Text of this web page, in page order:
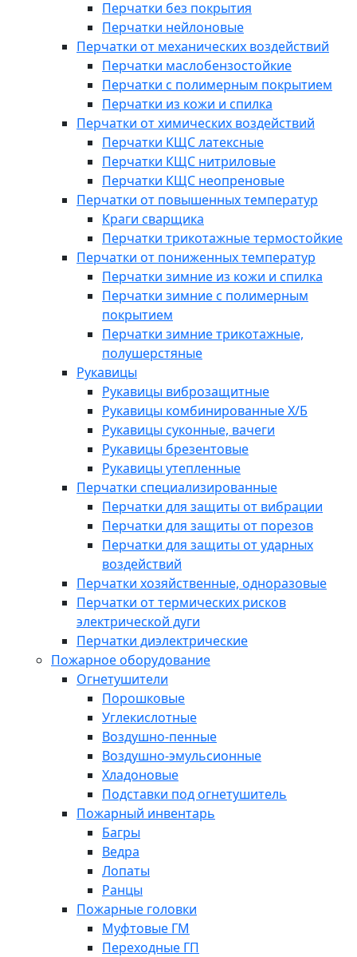
Перчатки без покрытия
Перчатки нейлоновые
Перчатки от механических воздействий
Перчатки маслобензостойкие
Перчатки с полимерным покрытием
Перчатки из кожи и спилка
Перчатки от химических воздействий
Перчатки КЩС латексные
Перчатки КЩС нитриловые
Перчатки КЩС неопреновые
Перчатки от повышенных температур
Краги сварщика
Перчатки трикотажные термостойкие
Перчатки от пониженных температур
Перчатки зимние из кожи и спилка
Перчатки зимние с полимерным
покрытием
Перчатки зимние трикотажные,
полушерстяные
Рукавицы
Рукавицы виброзащитные
Рукавицы комбинированные Х/Б
Рукавицы суконные, вачеги
Рукавицы брезентовые
Рукавицы утепленные
Перчатки специализированные
Перчатки для защиты от вибрации
Перчатки для защиты от порезов
Перчатки для защиты от ударных
воздействий
Перчатки хозяйственные, одноразовые
Перчатки от термических рисков
электрической дуги
Перчатки диэлектрические
Пожарное оборудование
Огнетушители
Порошковые
Углекислотные
Воздушно-пенные
Воздушно-эмульсионные
Хладоновые
Подставки под огнетушитель
Пожарный инвентарь
Багры
Ведра
Лопаты
Ранцы
Пожарные головки
Муфтовые ГМ
Переходные ГП